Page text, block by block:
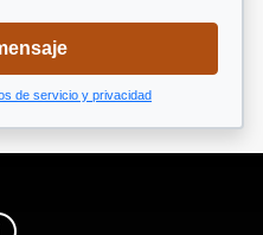
de servicio y privacidad